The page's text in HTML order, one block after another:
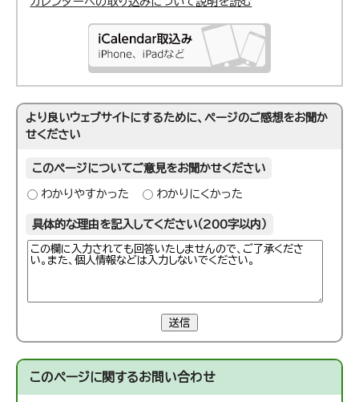
より良いウェブサイトにするために、ページのご感想をお聞か
せください
このページについてご意見をお聞かせください
わかりやすかった わかりにくかった
具体的な理由を記入してください（200字以内）
送信
このページに関するお問い合わせ